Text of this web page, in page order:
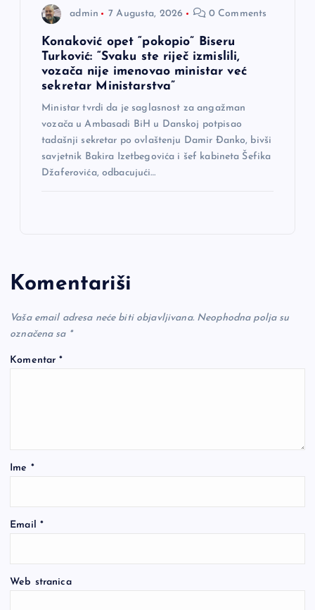
admin 7 Augusta, 2026 0 Comments
Konaković opet “pokopio” Biseru
Turković: “Svaku ste riječ izmislili,
vozača nije imenovao ministar već
sekretar Ministarstva”
Ministar tvrdi da je saglasnost za angažman
vozača u Ambasadi BiH u Danskoj potpisao
tadašnji sekretar po ovlaštenju Damir Đanko, bivši
savjetnik Bakira Izetbegovića i šef kabineta Šefika
Džaferovića, odbacujući…
Komentariši
Vaša email adresa neće biti objavljivana. Neophodna polja su
označena sa *
Komentar*
Ime *
Email *
Web stranica